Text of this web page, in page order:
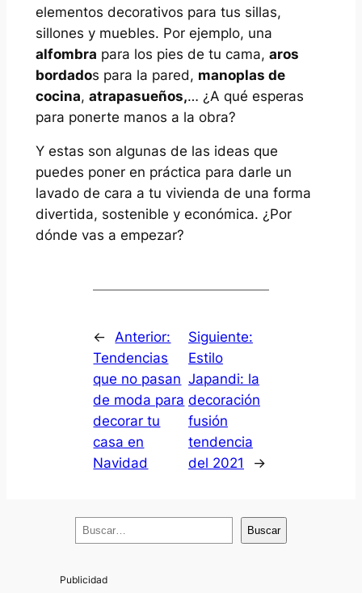
elementos decorativos para tus sillas,
sillones y muebles. Por ejemplo, una
alfombra para los pies de tu cama, aros
bordados para la pared, manoplas de
cocina, atrapasueños,… ¿A qué esperas
para ponerte manos a la obra?
Y estas son algunas de las ideas que
puedes poner en práctica para darle un
lavado de cara a tu vivienda de una forma
divertida, sostenible y económica. ¿Por
dónde vas a empezar?
←
Anterior:
Tendencias
que no pasan
de moda para
decorar tu
casa en
Navidad
Siguiente:
Estilo
Japandi: la
decoración
fusión
tendencia
del 2021
→
u
Buscar